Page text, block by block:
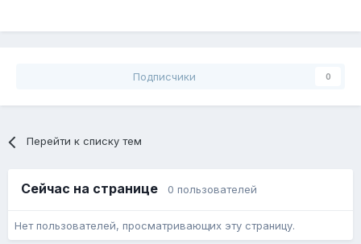
Подписчики 0
Перейти к списку тем
Сейчас на странице 0 пользователей
Нет пользователей, просматривающих эту страницу.